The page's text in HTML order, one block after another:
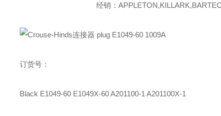
经销：
订货号：
Black E1049-60 E1049X-60 A201100-1 A201100X-1